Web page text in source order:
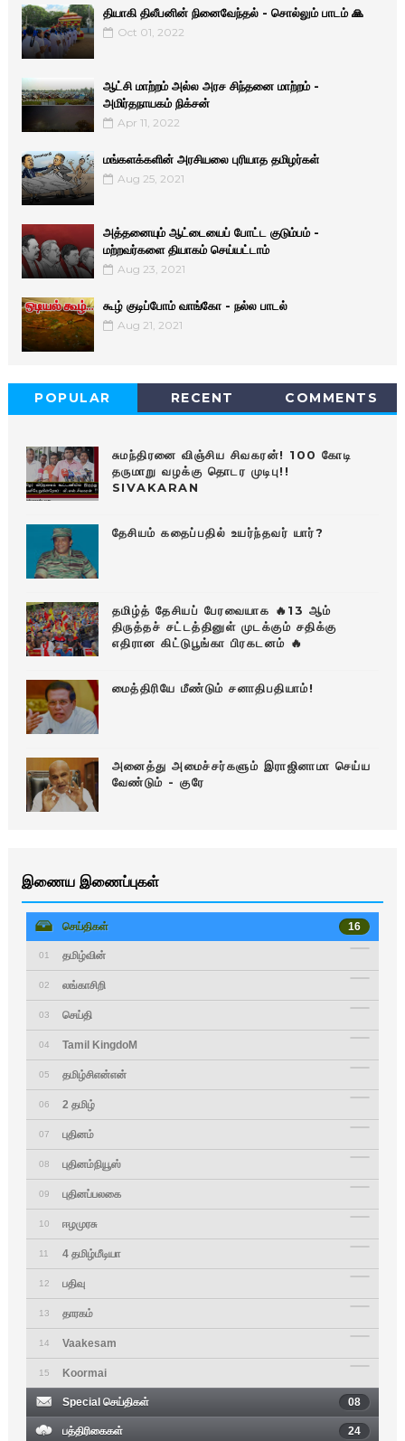
தியாகி திலீபனின் நினைவேந்தல் - சொல்லும் பாடம் 🙏
Oct 01, 2022
ஆட்சி மாற்றம் அல்ல அரச சிந்தனை மாற்றம் -
அமிர்தநாயகம் நிக்சன்
Apr 11, 2022
மங்களக்களின் அரசியலை புரியாத தமிழர்கள்
Aug 25, 2021
அத்தனையும் ஆட்டையைப் போட்ட குடும்பம் -
மற்றவர்களை தியாகம் செய்யட்டாம்
Aug 23, 2021
கூழ் குடிப்போம் வாங்கோ - நல்ல பாடல்
Aug 21, 2021
POPULAR RECENT COMMENTS
சுமந்திரனை விஞ்சிய சிவகரன்! 100 கோடி
தருமாறு வழக்கு தொடர முடிபு!!
SIVAKARAN
தேசியம் கதைப்பதில் உயர்ந்தவர் யார்?
தமிழ்த் தேசியப் பேரவையாக 🔥13 ஆம்
திருத்தச் சட்டத்தினுள் முடக்கும் சதிக்கு
எதிரான கிட்டுபூங்கா பிரகடனம் 🔥
மைத்திரியே மீண்டும் சனாதிபதியாம்!
அனைத்து அமைச்சர்களும் இராஜினாமா செய்ய
வேண்டும் - குரே
இணைய இணைப்புகள்
செய்திகள் 16
01 தமிழ்வின்
02 லங்காசிறி
03 செய்தி
04 Tamil KingdoM
05 தமிழ்சிஎன்என்
06 2 தமிழ்
07 புதினம்
08 புதினம்நியூஸ்
09 புதினப்பலகை
10 ஈழமுரசு
11 4 தமிழ்மீடியா
12 பதிவு
13 தாரகம்
14 Vaakesam
15 Koormai
Special செய்திகள் 08
பத்திரிகைகள் 24